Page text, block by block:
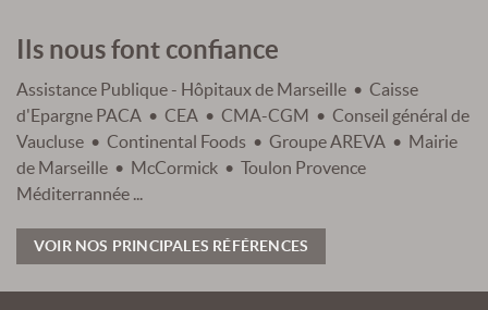
Ils nous font confiance
Assistance Publique - Hôpitaux de Marseille • Caisse
d'Epargne PACA • CEA • CMA-CGM • Conseil général de
Vaucluse • Continental Foods • Groupe AREVA • Mairie
de Marseille • McCormick • Toulon Provence
Méditerrannée ...
VOIR NOS PRINCIPALES RÉFÉRENCES